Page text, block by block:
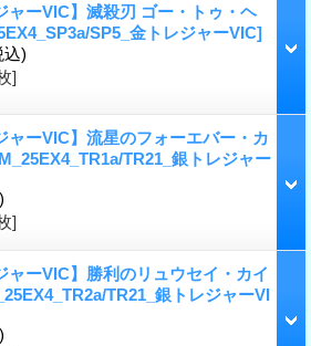
ャーVIC】滅殺刃 ゴー・トゥ・ヘ
SP5_金トレジャーVIC]
込)
]
ャーVIC】流星のフォーエバー・カ
TR21_銀トレジャー
]
ャーVIC】勝利のリュウセイ・カイ
TR21_銀トレジャーVI